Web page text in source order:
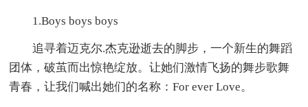
1.Boys boys boys
追寻着迈克尔.杰克逊逝去的脚步，一个新生的舞蹈
团体，破茧而出惊艳绽放。让她们激情飞扬的舞步歌舞
青春，让我们喊出她们的名称：For ever Love。